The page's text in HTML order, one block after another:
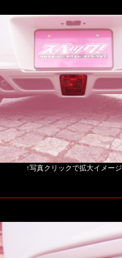
↑写真クリックで拡大イメージ